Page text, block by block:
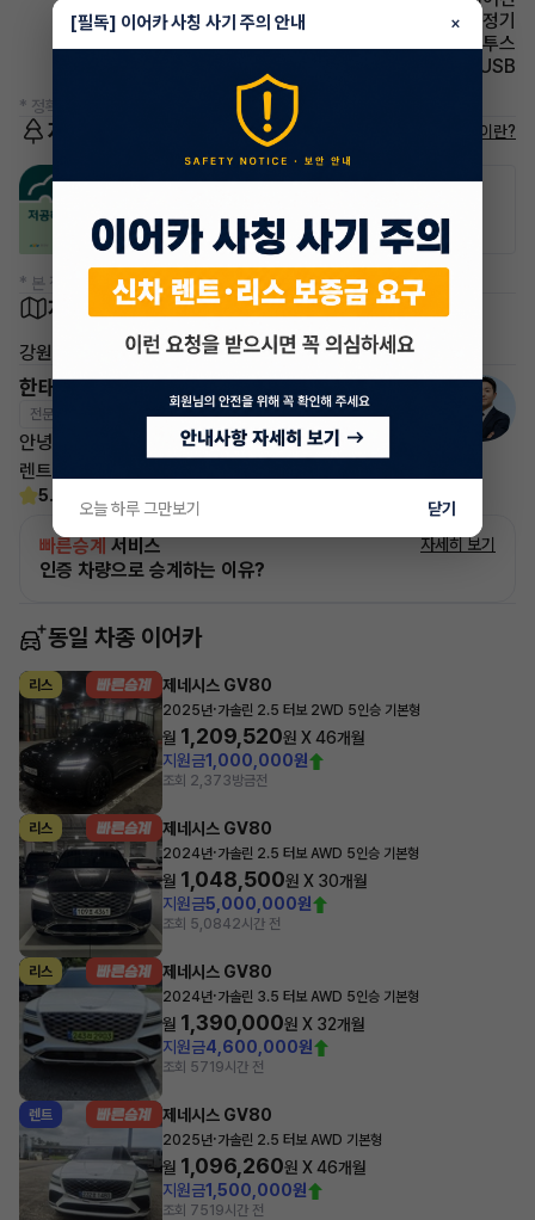
에어컨 공기청정기
유무선단자 블루투스
유무선단자 USB
* 정확한 정보는 판매자와 반드시 확인하시기 바랍니다.
저공해차량 정보 저공해차량이란?
20% 할인 50% 할인
* 본 정보는 지자체마다 다를 수 있으니 실제 정보와 확인해 주세요.
차량 위치
강원특별자치도 춘천시
한태현 매니저
전문교육수료 자격인증완료
안녕하세요! 이어카 승계전문가 한태현입니다.
렌트, 리스 승계 깔끔하게 해결해 드리겠습니다!
5.0
빠른승계 서비스
인증 차량으로 승계하는 이유?
자세히 보기
동일 차종 이어카
리스 제네시스 GV80
2025년·가솔린 2.5 터보 2WD 5인승 기본형
월 1,209,520원 X46개월
지원금1,000,000원
조회 2,373방금전
리스 제네시스 GV80
2024년·가솔린 2.5 터보 AWD 5인승 기본형
월 1,048,500원 X 30개월
지원금5,000,000원
조회 5,0842시간 전
리스 제네시스 GV80
2024년·가솔린 3.5 터보 AWD 5인승 기본형
월 1,390,000원 X 32개월
지원금4,600,000원
조회 5719시간 전
렌트 제네시스 GV80
2025년·가솔린 2.5 터보 AWD 기본형
월 1,096,260원 X46개월
지원금1,500,000원
조회 7519시간 전
[필독] 이어카 사칭 사기 주의 안내 ×
오늘 하루 그만보기 닫기